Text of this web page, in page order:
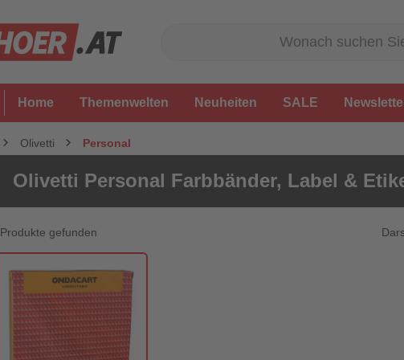
Home Themenwelten Neuheiten SALE
Olivetti Personal
Olivetti Personal Farbbänder, Label &
Produkte gefunden